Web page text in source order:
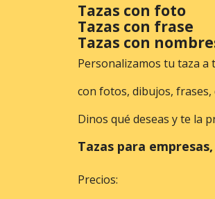
Tazas con foto
Tazas con frase
Tazas con
Personalizamos tu taza a
con fotos, dibujos,
Dinos qué deseas y te la
Tazas para
Precios: